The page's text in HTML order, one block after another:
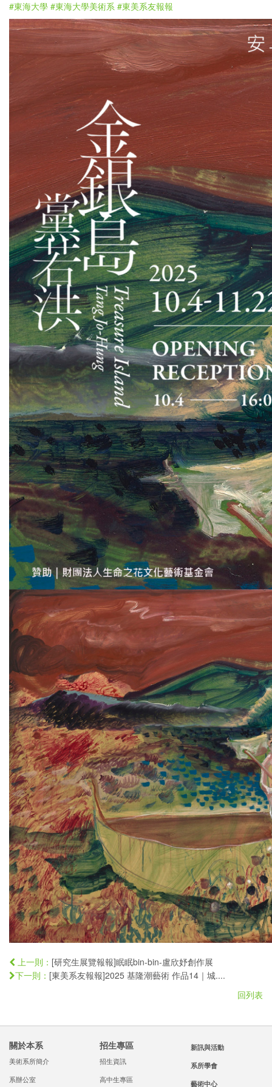
#東海大學 #東海大學美術系 #東美系友報報
上一則： [研究生展覽報報]眠眠bin-bin-盧欣妤創作展
下一則： [東美系友報報]2025 基隆潮藝術 作品14｜城....
回列表
關於本系
美術系所簡介
系辦公室
招生專區
招生資訊
高中生專區
新訊與活動
系所學會
藝術中心